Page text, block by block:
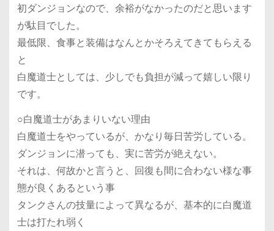
初ダンジョンなので、余裕がなかったのだと思います
が駄目でした。
最低限、食事と装備はなんとかそろえてきてもらえる
と
白魔道士としては、少しでも負担が減って嬉しい限り
です。
○白魔道士があまりいない理由
白魔道士をやっているが、かなり毎日苦労している。
ダンジョンに潜っても、実に苦労が絶えない。
それは、何故かと言うと、回復も間に合わない様な事
態が良くあるという事
タンクさんの技量によって異なるが、基本的に白魔道
士は打たれ弱く